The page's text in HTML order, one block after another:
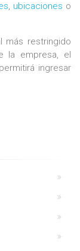
, ubicaciones o
más restringido
la empresa, el
ingresar